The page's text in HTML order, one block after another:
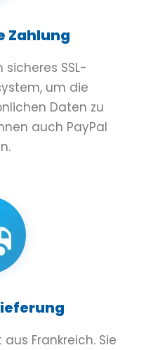
Zahlung
SSL-
um die
Daten zu
auch PayPal
Frankreich. Sie